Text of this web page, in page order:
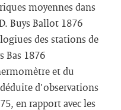
moyennes dans
Buys Ballot 1876
des stations de
Bas 1876
et du
d'observations
en rapport avec les